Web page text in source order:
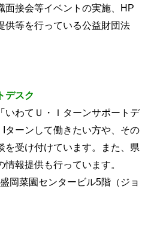
面接会等イベントの実施、HP
供等を行っている公益財団法
デスク
いわてＵ・Ｉターンサポートデ
ターンして働きたい方や、その
を受け付けています。また、県
報提供も行っています。
岡菜園センタービル5階（ジョ